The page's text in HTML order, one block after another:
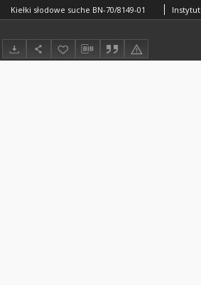
Kiełki słodowe suche BN-70/8149-01